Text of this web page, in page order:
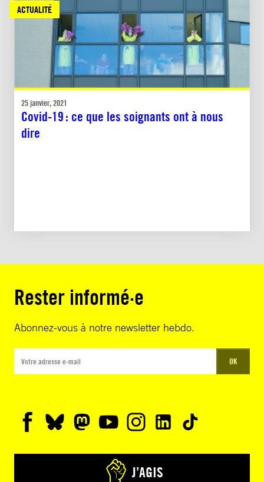
ACTUALITÉ
25 janvier, 2021
Covid-19 : ce que les soignants ont à nous
dire
Rester informé·e
Abonnez-vous à notre newsletter hebdo.
OK
J’AGIS